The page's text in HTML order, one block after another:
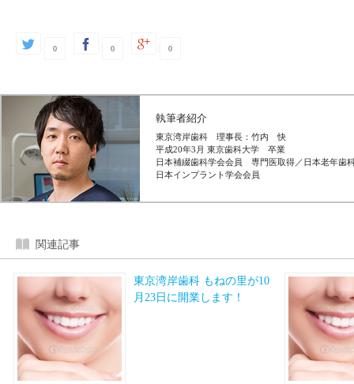
0 0 0
執筆者紹介
東京湾岸歯科 理事長：竹内 快
平成20年3月 東京歯科大学 卒業
日本補綴歯科学会会員 専門医取得／日本老年歯
日本インプラント学会会員
関連記事
東京湾岸歯科 もねの里が10
月23日に開業します！